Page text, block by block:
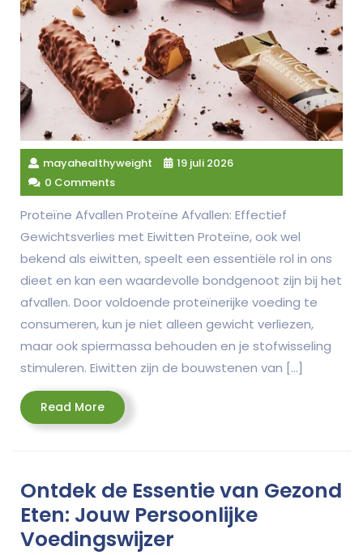
mayahealthyweight
19 juli 2026
0 Comments
Proteïne Afvallen Proteïne Afvallen: Effectief
Gewichtsverlies met Eiwitten Proteïne, ook wel
bekend als eiwitten, speelt een essentiële rol in ons
dieet en kan een waardevolle bondgenoot zijn bij het
afvallen. Door voldoende proteïnerijke voeding te
consumeren, kun je niet alleen gewicht verliezen,
maar ook spiermassa behouden en je stofwisseling
stimuleren. Eiwitten zijn de bouwstenen van […]
Read MoreRead
More
Ontdek de Essentie van Gezond
Eten: Jouw Persoonlijke
Voedingswijzer